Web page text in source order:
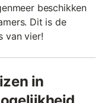
beschikken
Dit is de
van vier!
in